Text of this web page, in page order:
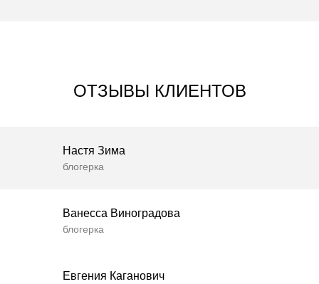
ОТЗЫВЫ КЛИЕНТОВ
Настя Зима
блогерка
Ванесса Виноградова
блогерка
Евгения Каганович